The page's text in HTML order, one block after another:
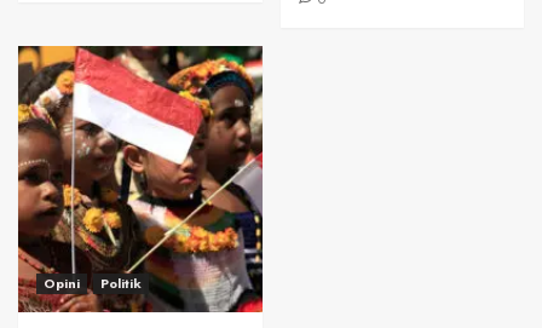
Opini Politik